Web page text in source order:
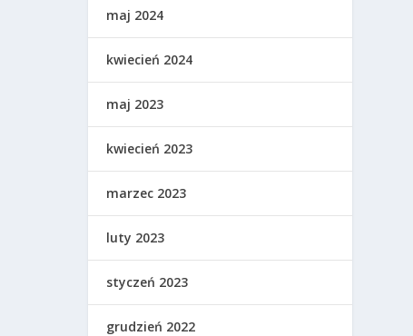
maj 2024
kwiecień 2024
maj 2023
kwiecień 2023
marzec 2023
luty 2023
styczeń 2023
grudzień 2022